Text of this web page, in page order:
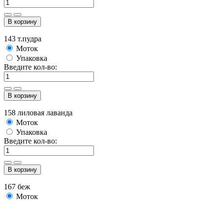
В корзину
143 т.пудра
Моток
Упаковка
Введите кол-во:
В корзину
158 лиловая лаванда
Моток
Упаковка
Введите кол-во:
В корзину
167 беж
Моток